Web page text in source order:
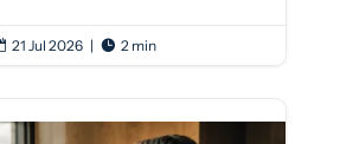
21 Jul 2026 |  2 min